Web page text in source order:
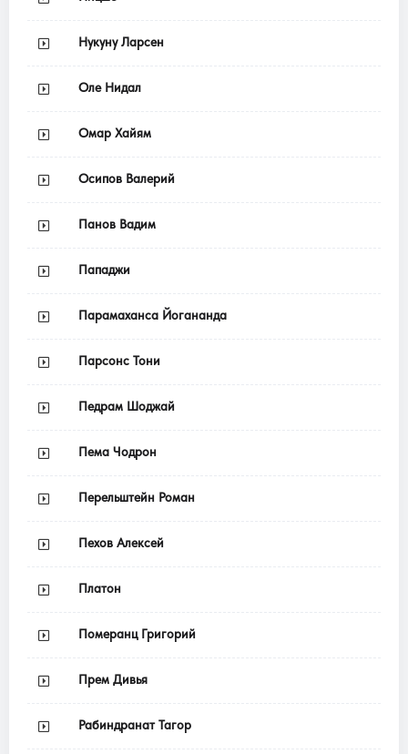
Нукуну Ларсен
Оле Нидал
Омар Хайям
Осипов Валерий
Панов Вадим
Пападжи
Парамаханса Йогананда
Парсонс Тони
Педрам Шоджай
Пема Чодрон
Перельштейн Роман
Пехов Алексей
Платон
Померанц Григорий
Прем Дивья
Рабиндранат Тагор